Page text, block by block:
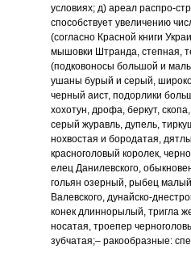
условиях; д) ареал распро-
способствует увеличению
(согласно Красной книги
мышовки Штранда, степная,
(подковоносыбольшой и
ушаны бурый и серый,
черный аист, подорлики
хохотун, дрофа, беркут,
серый журавль, дупель,
нохвостая и бородатая,
красноголовый королек,
елец Данилевского,
гольянозерный, рыбец
Валевского, дунайско-
конек длиннорылый, тригла
носатая, троепер
зубчатая;– ракообразные: